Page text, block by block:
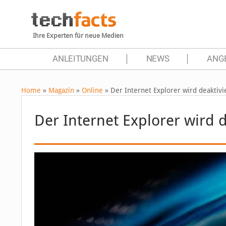
Ihre Experten für neue Medien
ANLEITUNGEN NEWS
Home » Magazin » Online » Der Internet Explorer wird
Der Internet Explorer wird